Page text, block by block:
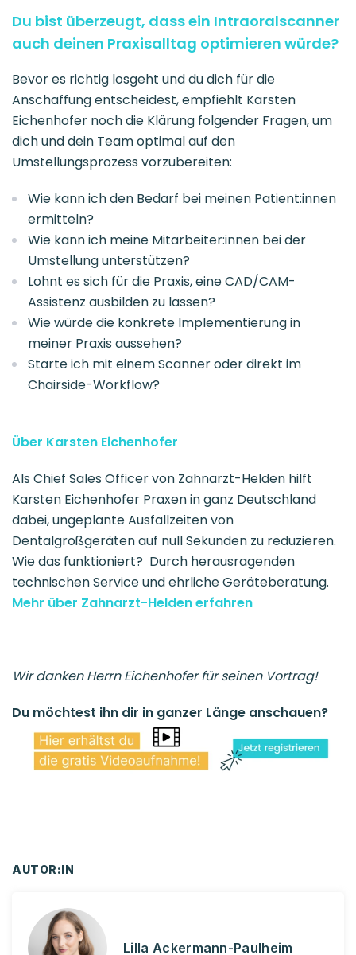
Du bist überzeugt, dass ein Intraoralscanner
auch deinen Praxisalltag optimieren würde?
Bevor es richtig losgeht und du dich für die
Anschaffung entscheidest, empfiehlt Karsten
Eichenhofer noch die Klärung folgender Fragen, um
dich und dein Team optimal auf den
Umstellungsprozess vorzubereiten:
Wie kann ich den Bedarf bei meinen Patient:innen
ermitteln?
Wie kann ich meine Mitarbeiter:innen bei der
Umstellung unterstützen?
Lohnt es sich für die Praxis, eine CAD/CAM-
Assistenz ausbilden zu lassen?
Wie würde die konkrete Implementierung in
meiner Praxis aussehen?
Starte ich mit einem Scanner oder direkt im
Chairside-Workflow?
Über Karsten Eichenhofer
Als Chief Sales Officer von Zahnarzt-Helden hilft
Karsten Eichenhofer Praxen in ganz Deutschland
dabei, ungeplante Ausfallzeiten von
Dentalgroßgeräten auf null Sekunden zu reduzieren.
Wie das funktioniert? Durch herausragenden
technischen Service und ehrliche Geräteberatung.
Mehr über Zahnarzt-Helden erfahren
Wir danken Herrn Eichenhofer für seinen Vortrag!
Du möchtest ihn dir in ganzer Länge anschauen?
AUTOR:IN
Lilla Ackermann-Paulheim